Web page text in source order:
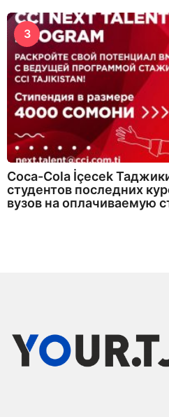
3
Coca-Cola İçecek
студентов последних
вузов на оплачиваемую